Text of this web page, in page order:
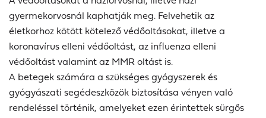
gyermekorvosnál kaphatják meg. Felvehetik az
életkorhoz kötött kötelező védőoltásokat, illetve a
koronavírus elleni védőoltást, az influenza elleni
védőoltást valamint az MMR oltást is.
A betegek számára a szükséges gyógyszerek és
gyógyászati segédeszközök biztosítása vényen való
rendeléssel történik, amelyeket ezen érintettek sürgős